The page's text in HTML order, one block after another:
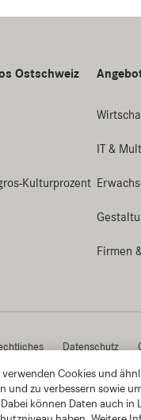
Cookies und
und zu verbessern sowie
können Daten auch